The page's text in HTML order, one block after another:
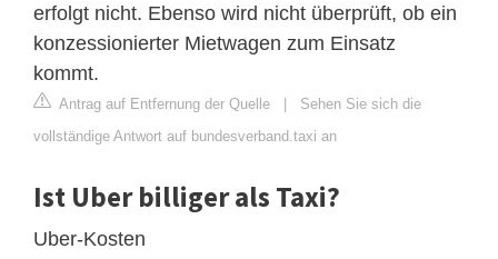
erfolgt nicht. Ebenso wird nicht überprüft, ob ein
konzessionierter Mietwagen zum Einsatz
kommt.
Antrag auf Entfernung der Quelle | Sehen Sie sich die
vollständige Antwort auf bundesverband.taxi an
Ist Uber billiger als Taxi?
Uber-Kosten